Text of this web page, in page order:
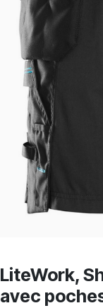
LiteWork,
avec